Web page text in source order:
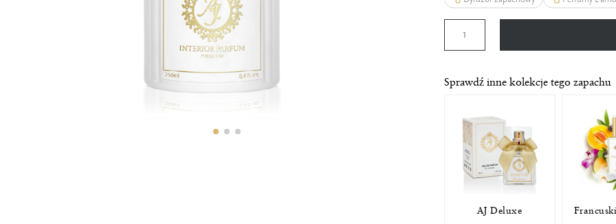
Sprawdź inne kolekcje tego zapachu
AJ Deluxe